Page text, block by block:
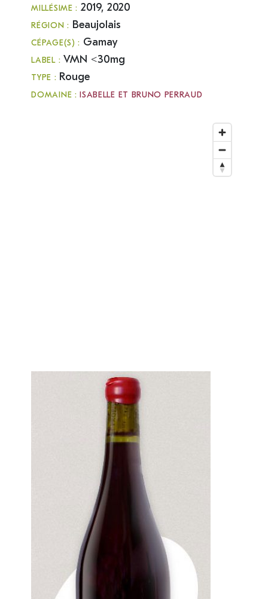
MILLÉSIME : 2019, 2020
RÉGION : Beaujolais
CÉPAGE(S) : Gamay
LABEL : VMN <30mg
TYPE : Rouge
DOMAINE :ISABELLE ET BRUNO PERRAUD